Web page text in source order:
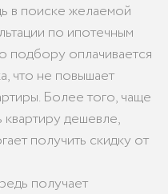
в поиске желаемой
по ипотечным
подбору оплачивается
что не повышает
Более того, чаще
квартиру дешевле,
получить скидку от
получает